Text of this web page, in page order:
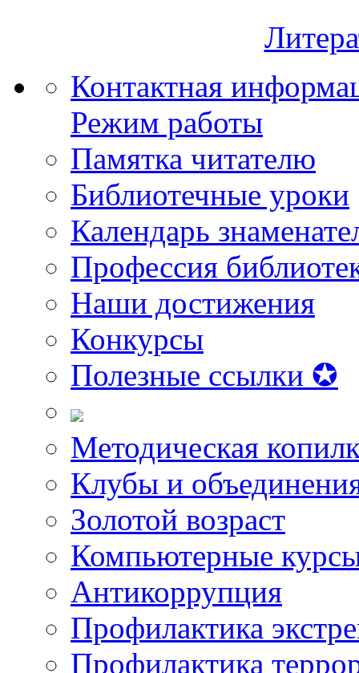
Контактная
Режим работы
Памятка читателю
Библиотечные уроки
Календарь
Профессия
Наши достижения
Конкурсы
Полезные ссылки ✪
Методическая
Клубы и
Золотой возраст
Компьютерные
Антикоррупция
Профилактика
Профилактика